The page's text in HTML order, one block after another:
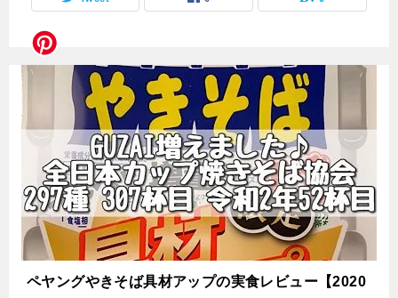
ペヤングやきそば具材アップの実食レビュー【2020